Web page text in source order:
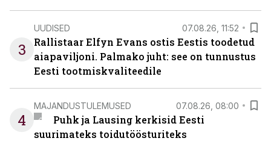
3
UUDISED 07.08.26, 11:52
Rallistaar Elfyn Evans ostis Eestis toodetud
aiapaviljoni. Palmako juht: see on tunnustus
Eesti tootmiskvaliteedile
4
MAJANDUSTULEMUSED 07.08.26, 08:00
Puhk ja Lausing kerkisid Eesti
suurimateks toidutöösturiteks